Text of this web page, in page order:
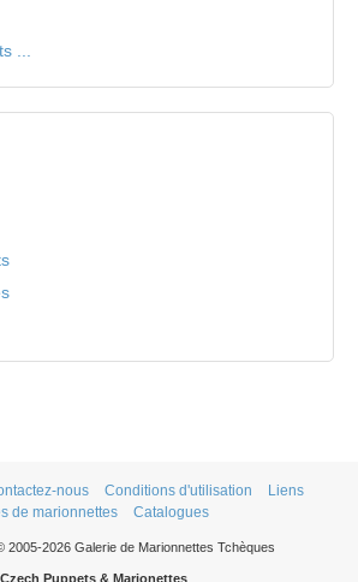
...
nous Conditions d'utilisation
Liens
de marionnettes
Catalogues
2005-2026 Galerie de Marionnettes Tchèques
Czech Puppets & Marionettes